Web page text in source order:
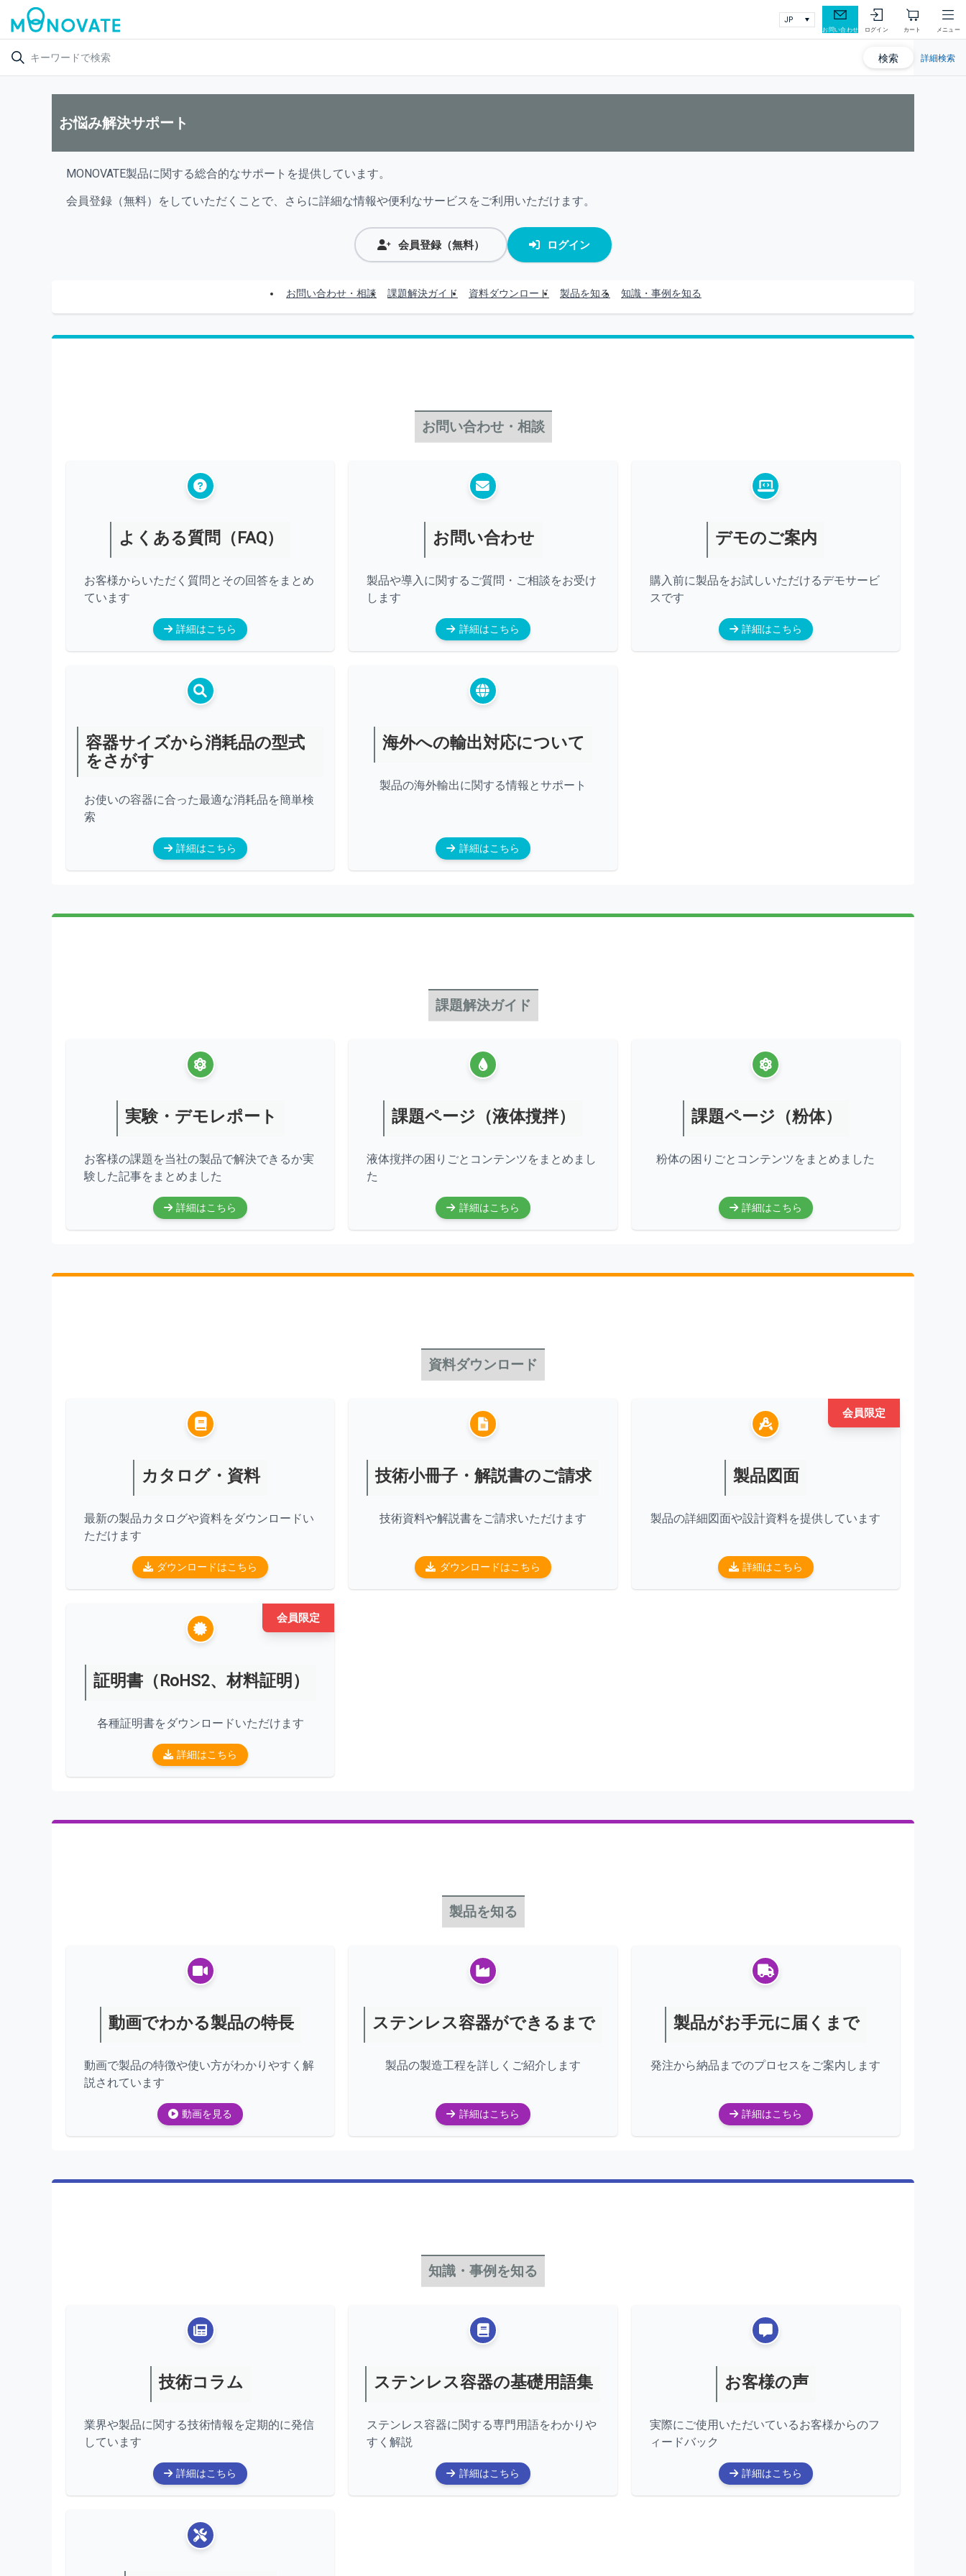
お問い合わせ ログイン カート メニュー
検索 詳細検索
お悩み解決サポート
MONOVATE製品に関する総合的なサポートを提供しています。
会員登録（無料）をしていただくことで、さらに詳細な情報や便利なサービスをご利用いただけます。
会員登録（無料） ログイン
お問い合わせ・相談 課題解決ガイド 資料ダウンロード 製品を知る 知識・事例を知る
お問い合わせ・相談
よくある質問（FAQ）
お客様からいただく質問とその回答をまとめ
ています
詳細はこちら
お問い合わせ
製品や導入に関するご質問・ご相談をお受け
します
詳細はこちら
デモのご案内
購入前に製品をお試しいただけるデモサービ
スです
詳細はこちら
容器サイズから消耗品の型式
をさがす
お使いの容器に合った最適な消耗品を簡単検
索
詳細はこちら
海外への輸出対応について
製品の海外輸出に関する情報とサポート
詳細はこちら
課題解決ガイド
実験・デモレポート
お客様の課題を当社の製品で解決できるか実
験した記事をまとめました
詳細はこちら
課題ページ（液体撹拌）
液体撹拌の困りごとコンテンツをまとめまし
た
詳細はこちら
課題ページ（粉体）
粉体の困りごとコンテンツをまとめました
詳細はこちら
資料ダウンロード
カタログ・資料
最新の製品カタログや資料をダウンロードい
ただけます
ダウンロードはこちら
技術小冊子・解説書のご請求
技術資料や解説書をご請求いただけます
ダウンロードはこちら
会員限定
製品図面
製品の詳細図面や設計資料を提供しています
詳細はこちら
会員限定
証明書（RoHS2、材料証明）
各種証明書をダウンロードいただけます
詳細はこちら
製品を知る
動画でわかる製品の特長
動画で製品の特徴や使い方がわかりやすく解
説されています
動画を見る
ステンレス容器ができるまで
製品の製造工程を詳しくご紹介します
詳細はこちら
製品がお手元に届くまで
発注から納品までのプロセスをご案内します
詳細はこちら
知識・事例を知る
技術コラム
業界や製品に関する技術情報を定期的に発信
しています
詳細はこちら
ステンレス容器の基礎用語集
ステンレス容器に関する専門用語をわかりや
すく解説
詳細はこちら
お客様の声
実際にご使用いただいているお客様からのフ
ィードバック
詳細はこちら